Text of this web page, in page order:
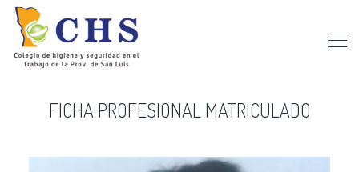
FICHA PROFESIONAL MATRICULADO